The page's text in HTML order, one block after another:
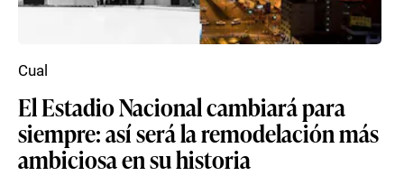
El Estadio Nacional cambiará para
siempre: así será la remodelación más
ambiciosa en su historia
Cual